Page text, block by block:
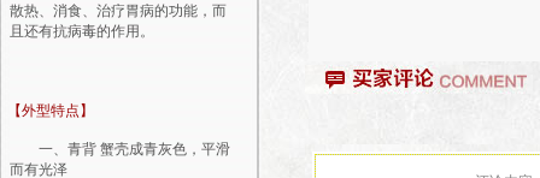
散热、消食、治疗胃病的功能，而
且还有抗病毒的作用。
【外型特点】
一、青背 蟹壳成青灰色，平滑
而有光泽